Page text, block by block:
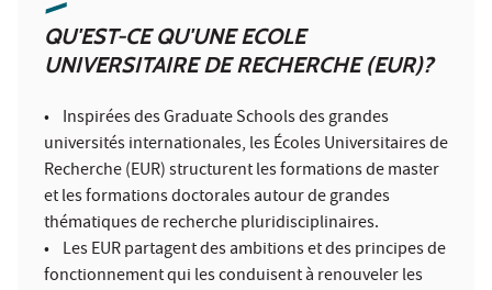
QU'EST-CE QU'UNE ECOLE
UNIVERSITAIRE DE RECHERCHE (EUR)?
• Inspirées des Graduate Schools des grandes
universités internationales, les Écoles Universitaires de
Recherche (EUR) structurent les formations de master
et les formations doctorales autour de grandes
thématiques de recherche pluridisciplinaires.
• Les EUR partagent des ambitions et des principes de
fonctionnement qui les conduisent à renouveler les